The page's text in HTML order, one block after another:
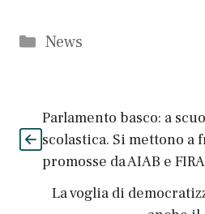
Categorie
News
Parlamento basco: a
scolastica. Si mettono a
promosse da AIAB e
La voglia di